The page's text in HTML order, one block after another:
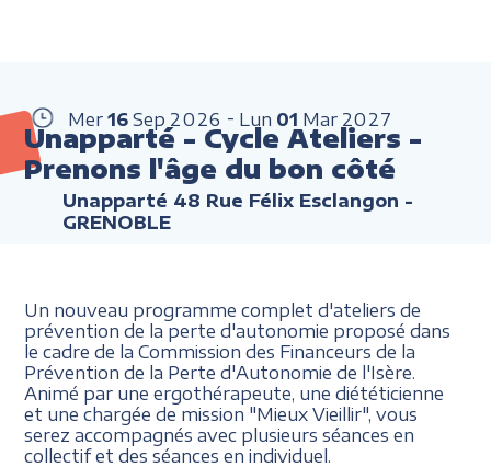
Mer 16 Sep 2026 Lun 01 Mar 2027
Unapparté - Cycle Ateliers -
Prenons l'âge du bon côté
Unapparté 48 Rue Félix Esclangon -
GRENOBLE
Un nouveau programme complet d'ateliers de
prévention de la perte d'autonomie proposé dans
le cadre de la Commission des Financeurs de la
Prévention de la Perte d'Autonomie de l'Isère.
Animé par une ergothérapeute, une diététicienne
et une chargée de mission "Mieux Vieillir", vous
serez accompagnés avec plusieurs séances en
collectif et des séances en individuel.